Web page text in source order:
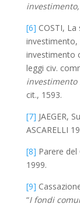
[6] COSTI,
investimento,
investimento
leggi civ.
cit., 1593.
[7] JAEGER,
ASCARELLI
[8] Parere del
1999.
[9]
“I fondi